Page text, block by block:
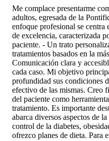
Me complace presentarme
adultos, egresada de la
enfoque profesional se centra
de excelencia, caracterizada
paciente. - Un trato
tratamientos basados en la
Comunicación clara y
cada caso. Mi objetivo
profundidad sus condiciones
efectivo de las mismas. Creo
del paciente como
tratamiento. Es importante
abarca diversos aspectos de
control de la diabetes,
ofrezco planes de dieta. Para